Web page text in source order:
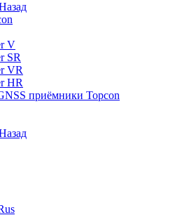
V
SR
VR
HR
приёмники Topcon